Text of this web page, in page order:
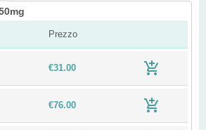
Prezzo
€31.00
€76.00